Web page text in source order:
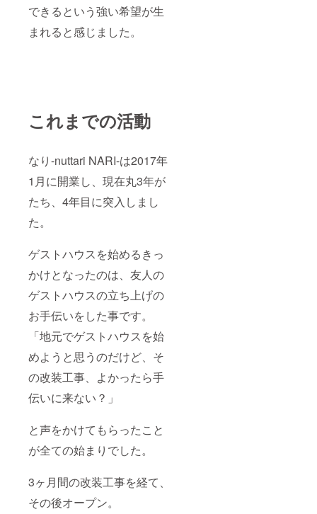
できるという強い希望が生
まれると感じました。
これまでの活動
なり-nuttari NARI-は2017年
1月に開業し、現在丸3年が
たち、4年目に突入しまし
た。
ゲストハウスを始めるきっ
かけとなったのは、友人の
ゲストハウスの立ち上げの
お手伝いをした事です。
「地元でゲストハウスを始
めようと思うのだけど、そ
の改装工事、よかったら手
伝いに来ない？」
と声をかけてもらったこと
が全ての始まりでした。
3ヶ月間の改装工事を経て、
その後オープン。